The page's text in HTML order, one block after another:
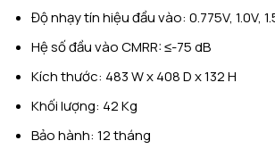
Độ nhạy tín hiệu đầu vào: 0.775V, 1.0V,
Hệ số đầu vào CMRR: ≤-75 dB
Kích thước: 483 W x 408 D x 132 H
Khối lượng: 42 Kg
Bảo hành: 12 tháng